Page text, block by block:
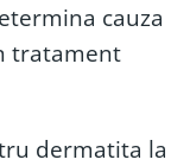
cauza
tratament
dermatita la